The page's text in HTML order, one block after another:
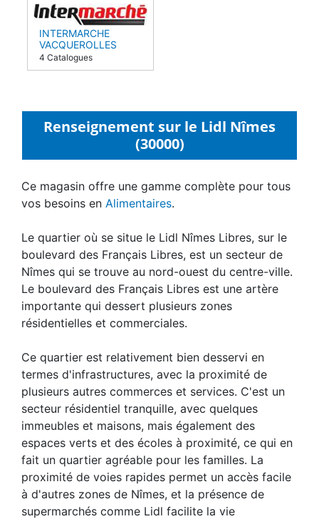
INTERMARCHE
VACQUEROLLES
(30900)
4 Catalogues
Renseignement sur le Lidl Nîmes
(30000)
Ce magasin offre une gamme complète pour tous
vos besoins en Alimentaires.
Le quartier où se situe le Lidl Nîmes Libres, sur le
boulevard des Français Libres, est un secteur de
Nîmes qui se trouve au nord-ouest du centre-ville.
Le boulevard des Français Libres est une artère
importante qui dessert plusieurs zones
résidentielles et commerciales.
Ce quartier est relativement bien desservi en
termes d'infrastructures, avec la proximité de
plusieurs autres commerces et services. C'est un
secteur résidentiel tranquille, avec quelques
immeubles et maisons, mais également des
espaces verts et des écoles à proximité, ce qui en
fait un quartier agréable pour les familles. La
proximité de voies rapides permet un accès facile
à d'autres zones de Nîmes, et la présence de
supermarchés comme Lidl facilite la vie